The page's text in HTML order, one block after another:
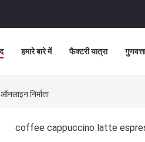
हमारे बारे में फैक्टरी यात्रा
निर्माता
coffee cappuccino latte